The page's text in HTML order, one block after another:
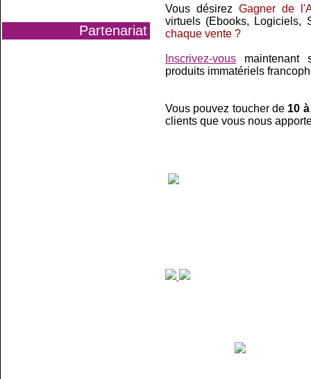
Partenariat
Vous désirezGagner de
virtuels (Ebooks, Logiciels,
chaque vente ?
Inscrivez-vous maintenant
produits immatériels
Vous pouvez toucher de 10
clients que vous nous